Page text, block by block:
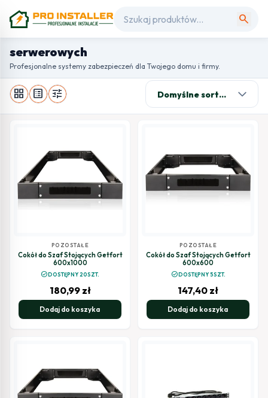
search
serwerowych
Profesjonalne systemy zabezpieczeń dla Twojego domu i firmy.
grid_view list_alt tune
POZOSTAŁE
Cokół do Szaf Stojących Getfort
600x1000
check_circleDOSTĘPNY 20SZT.
180,99 zł
Dodaj do koszyka
POZOSTAŁE
Cokół do Szaf Stojących Getfort
600x600
check_circleDOSTĘPNY 5SZT.
147,40 zł
Dodaj do koszyka